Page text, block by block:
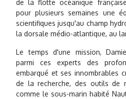
de la flotte océanique
pour plusieurs semaines une
scientifiques jusqu'au champ
la dorsale médio-atlantique, au
Le temps d'une mission,
parmi ces experts des
embarqué et ses innombrables
de la recherche, des outils de
comme le sous-marin habité